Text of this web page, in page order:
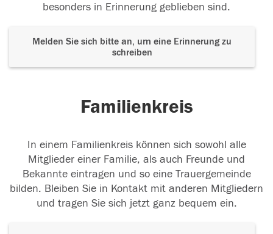
besonders in Erinnerung geblieben sind.
Melden Sie sich bitte an, um eine Erinnerung zu
schreiben
Familienkreis
In einem Familienkreis können sich sowohl alle
Mitglieder einer Familie, als auch Freunde und
Bekannte eintragen und so eine Trauergemeinde
bilden. Bleiben Sie in Kontakt mit anderen Mitgliedern
und tragen Sie sich jetzt ganz bequem ein.